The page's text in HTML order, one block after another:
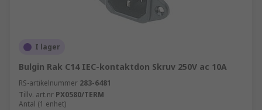
I lager
Bulgin Rak C14 IEC-kontaktdon Skruv 250V ac 10A
RS-artikelnummer 283-6481
Tillv. art.nr PX0580/TERM
Antal (1 enhet)